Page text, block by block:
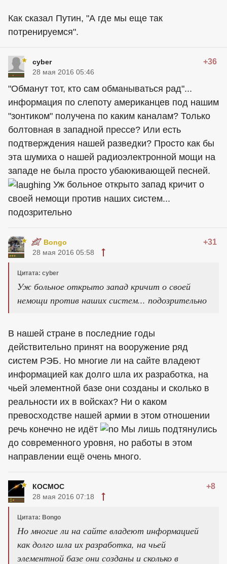
Как сказал Путин, "А где мы еще так
потренируемся".
cyber +36
28 мая 2016 05:46
"Обманут тот, кто сам обманываться рад"...
информация по слепоту американцев под нашим
"зонтиком" получена по каким каналам? Только
болтовная в западной прессе? Или есть
подтверждения нашей разведки? Просто как бы
эта шумиха о нашей радиоэлектронной мощи на
западе не была просто убаюкивающей песней.
Уж больное открыто запад кричит о
своей немощи против наших систем...
подозрительно
Bongo +31
28 мая 2016 05:58
Цитата: cyber
Уж больное открыто запад кричит о своей
немощи против наших систем... подозрительно
В нашей стране в последние годы
действительно принят на вооружение ряд
систем РЭБ. Но многие ли на сайте владеют
информацией как долго шла их разработка, на
чьей элементной базе они созданы и сколько в
реальности их в войсках? Ни о каком
превосходстве нашей армии в этом отношении
речь конечно не идёт
Мы лишь подтянулись
до современного уровня, но работы в этом
направлении ещё очень много.
КОСМОС +8
28 мая 2016 07:18
Цитата: Bongo
Но многие ли на сайте владеют информацией
как долго шла их разработка, на чьей
элементной базе они созданы и сколько в